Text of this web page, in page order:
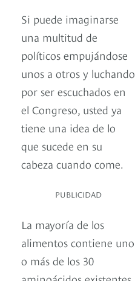
Si puede imaginarse
una multitud de
políticos empujándose
unos a otros y luchando
por ser escuchados en
el Congreso, usted ya
tiene una idea de lo
que sucede en su
cabeza cuando come.
PUBLICIDAD
La mayoría de los
alimentos contiene uno
o más de los 30